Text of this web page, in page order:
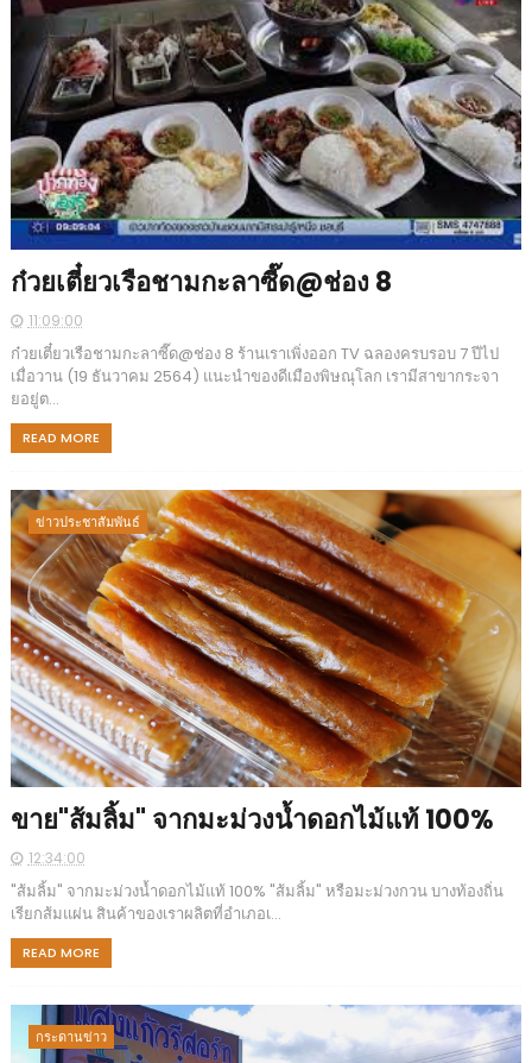
ก๋วยเตี๋ยวเรือชามกะลาซี๊ด@ช่อง 8
11:09:00
ก๋วยเตี๋ยวเรือชามกะลาซี๊ด@ช่อง 8 ร้านเราเพิ่งออก TV ฉลองครบรอบ 7 ปีไป
เมื่อวาน (19 ธันวาคม 2564) แนะนำของดีเมืองพิษณุโลก เรามีสาขากระจา
ยอยู่ต...
READ MORE
ข่าวประชาสัมพันธ์
ขาย"ส้มลิ้ม" จากมะม่วงน้ำดอกไม้แท้ 100%
12:34:00
"ส้มลิ้ม" จากมะม่วงน้ำดอกไม้แท้ 100% "ส้มลิ้ม" หรือมะม่วงกวน บางท้องถิ่น
เรียกส้มแผ่น สินค้าของเราผลิตที่อำเภอเ...
READ MORE
กระดานข่าว